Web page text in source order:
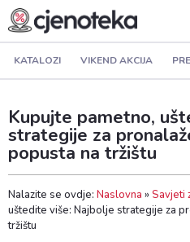
KATALOZI VIKEND AKCIJA
Kupujte pametno,
strategije za
popusta na tržištu
Nalazite se ovdje: Naslovna » Savjeti
uštedite više: Najbolje strategije za
tržištu